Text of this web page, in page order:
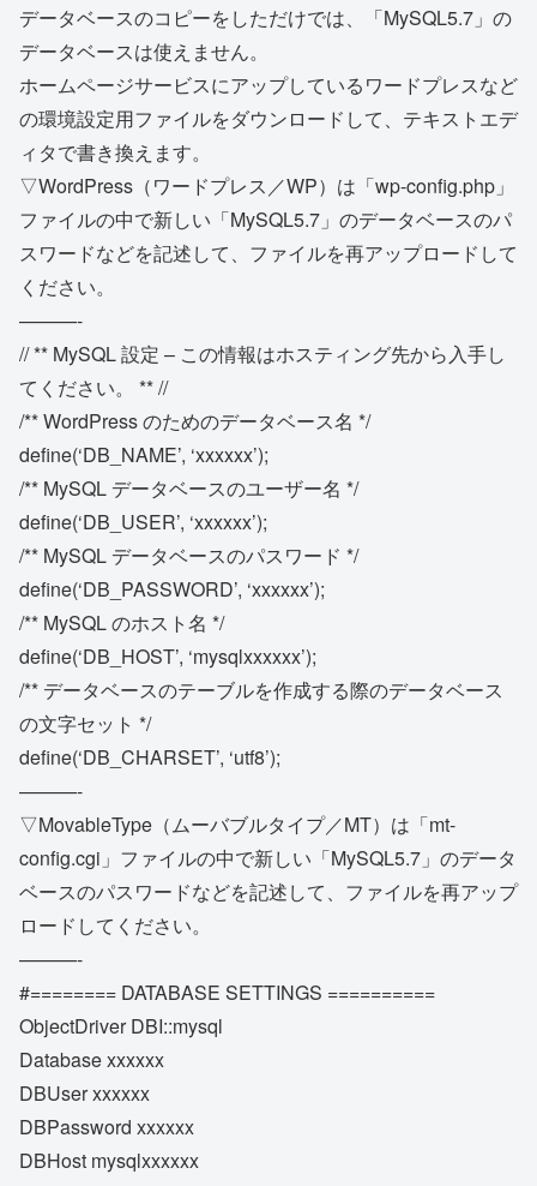
データベースのコピーをしただけでは、「MySQL5.7」の
データベースは使えません。
ホームページサービスにアップしているワードプレスなど
の環境設定用ファイルをダウンロードして、テキストエデ
ィタで書き換えます。
▽WordPress（ワードプレス／WP）は「wp-config.php」
ファイルの中で新しい「MySQL5.7」のデータベースのパ
スワードなどを記述して、ファイルを再アップロードして
ください。
———-
// ** MySQL 設定 – この情報はホスティング先から入手し
てください。 ** //
/** WordPress のためのデータベース名 */
define(‘DB_NAME’, ‘xxxxxx’);
/** MySQL データベースのユーザー名 */
define(‘DB_USER’, ‘xxxxxx’);
/** MySQL データベースのパスワード */
define(‘DB_PASSWORD’, ‘xxxxxx’);
/** MySQL のホスト名 */
define(‘DB_HOST’, ‘mysqlxxxxxx’);
/** データベースのテーブルを作成する際のデータベース
の文字セット */
define(‘DB_CHARSET’, ‘utf8’);
———-
▽MovableType（ムーバブルタイプ／MT）は「mt-
config.cgi」ファイルの中で新しい「MySQL5.7」のデータ
ベースのパスワードなどを記述して、ファイルを再アップ
ロードしてください。
———-
#======== DATABASE SETTINGS ==========
ObjectDriver DBI::mysql
Database xxxxxx
DBUser xxxxxx
DBPassword xxxxxx
DBHost mysqlxxxxxx